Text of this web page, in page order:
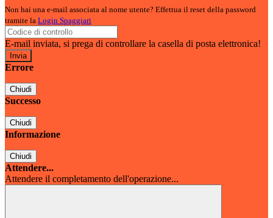
Non hai una e-mail associata al nome utente? Effettua il reset della password
tramite la Login Spaggiari
E-mail inviata, si prega di controllare la casella di posta elettronica!
Errore
Chiudi
Successo
Chiudi
Informazione
Chiudi
Attendere...
Attendere il completamento dell'operazione...